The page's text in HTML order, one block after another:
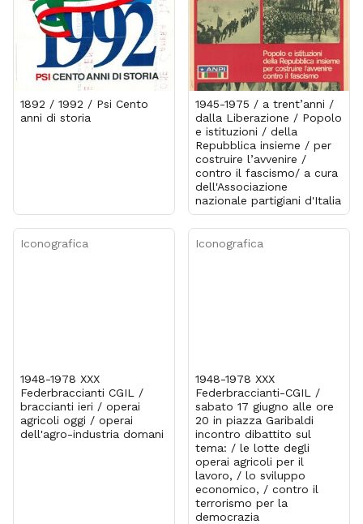
1892 / 1992 / Psi Cento
anni di storia
1945-1975 / a trent’anni /
dalla Liberazione / Popolo
e istituzioni / della
Repubblica insieme / per
costruire l’avvenire /
contro il fascismo/ a cura
dell'Associazione
nazionale partigiani d'Italia
Iconografica
1948-1978 XXX
Federbraccianti CGIL /
braccianti ieri / operai
agricoli oggi / operai
dell'agro-industria domani
Iconografica
1948-1978 XXX
Federbraccianti-CGIL /
sabato 17 giugno alle ore
20 in piazza Garibaldi
incontro dibattito sul
tema: / le lotte degli
operai agricoli per il
lavoro, / lo sviluppo
economico, / contro il
terrorismo per la
democrazia